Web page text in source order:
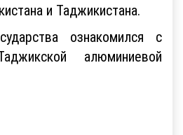
и Таджикистана.
ознакомился с
алюминиевой